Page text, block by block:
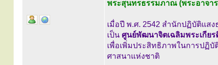
พระสุนทรธรรมภาณ (พระอาจา
เมื่อปี พ.ศ. 2542 สำนักปฏิบัติแส
เป็น ศูนย์พัฒนาจิตเฉลิมพระเกียร
เพื่อเพิ่มประสิทธิภาพในการปฏิ
ศาสนาแห่งชาติ